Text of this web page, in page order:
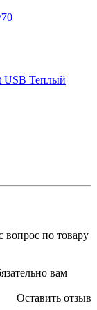
USB Теплый
по товару
вам
Оставить отзыв